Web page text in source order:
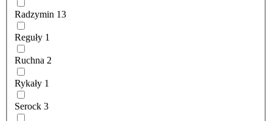
Radzymin 13
Reguły 1
Ruchna 2
Rykały 1
Serock 3